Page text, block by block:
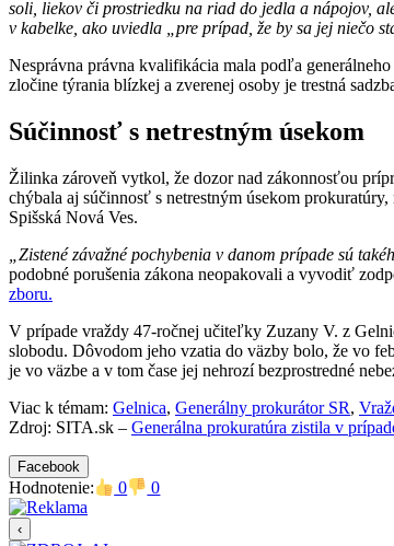
soli, liekov či prostriedku na riad do jedla a nápojov,
v kabelke, ako uviedla „pre prípad, že by sa jej niečo
Nesprávna právna kvalifikácia mala podľa
zločine týrania blízkej a zverenej osoby je trestná
Súčinnosť s netrestným úsekom
Žilinka zároveň vytkol, že dozor nad zákonnosťou
chýbala aj súčinnosť s netrestným úsekom
Spišská Nová Ves.
„Zistené závažné pochybenia v danom prípade sú
podobné porušenia zákona neopakovali a vyvodiť
zboru.
V prípade vraždy 47-ročnej učiteľky Zuzany V. z
slobodu. Dôvodom jeho vzatia do väzby bolo, že vo
je vo väzbe a v tom čase jej nehrozí bezprostredné
Viac k témam: Gelnica, Generálny prokurátor SR,
Zdroj: SITA.sk – Generálna prokuratúra zistila v
Facebook
Hodnotenie: 0 0
‹